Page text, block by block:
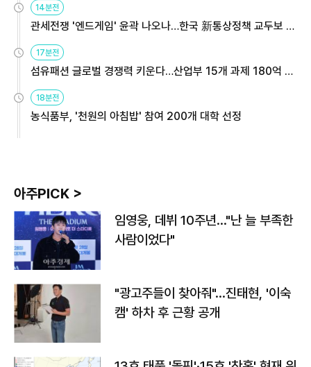
14분전
관세전쟁 '엔드게임' 윤곽 나오나…한국 新통상정책 교두보 활
용해야
17분전
섬유패션 글로벌 경쟁력 키운다…산업부 15개 과제 180억 지
원
18분전
농식품부, '천원의 아침밥' 참여 200개 대학 선정
아주PICK >
임영웅, 데뷔 10주년…"난 늘 부족한
사람이었다"
"광고주들이 찾아줘"…진태현, '이숙
캠' 하차 후 근황 공개